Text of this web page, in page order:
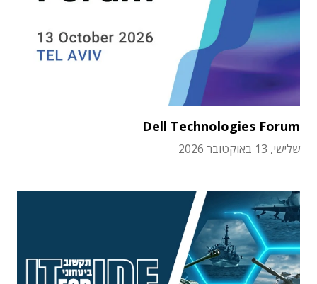
Dell Technologies Forum
שלישי, 13 באוקטובר 2026